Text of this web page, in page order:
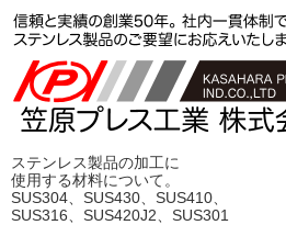
ステンレス製品の加工に
使用する材料について。
SUS304、SUS430、SUS410、
SUS316、SUS420J2、SUS301